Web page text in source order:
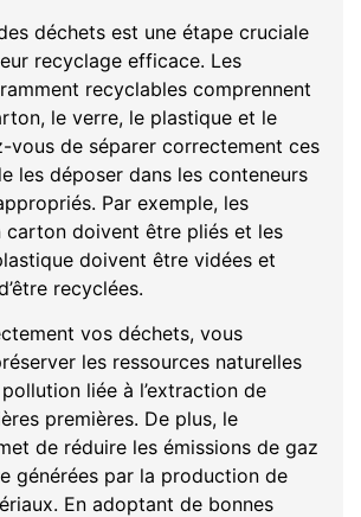
déchets est une étape cruciale
recyclage efficace. Les
recyclables comprennent
le verre, le plastique et le
vous de séparer correctement ces
les déposer dans les conteneurs
Par exemple, les
carton doivent être pliés et les
doivent être vidées et
recyclées.
vos déchets, vous
les ressources naturelles
liée à l’extraction de
premières. De plus, le
de réduire les émissions de gaz
générées par la production de
En adoptant de bonnes